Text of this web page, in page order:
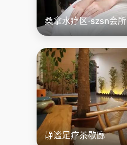
桑拿水疗区·szsn会所
静谧足疗茶歇廊